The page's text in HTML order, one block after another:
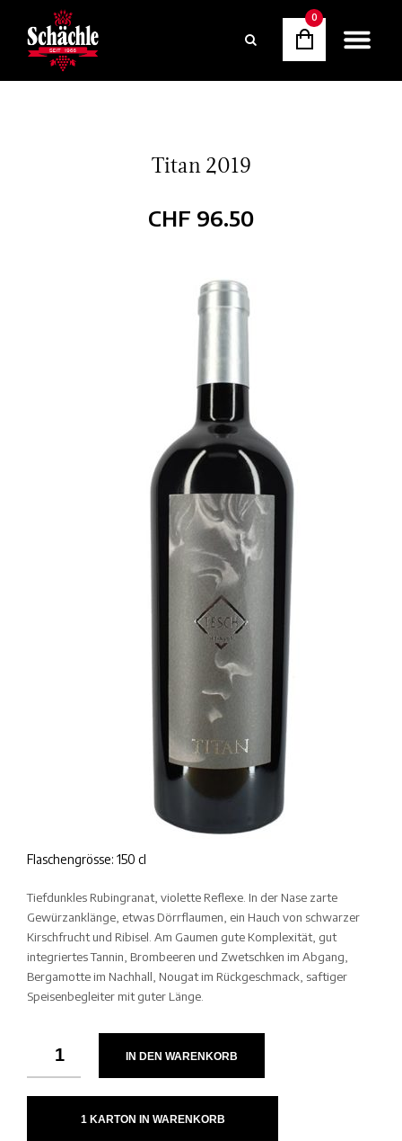
0
Titan 2019
CHF 96.50
Flaschengrösse: 150 cl
Tiefdunkles Rubingranat, violette Reflexe. In der Nase zarte
Gewürzanklänge, etwas Dörrflaumen, ein Hauch von schwarzer
Kirschfrucht und Ribisel. Am Gaumen gute Komplexität, gut
integriertes Tannin, Brombeeren und Zwetschken im Abgang,
Bergamotte im Nachhall, Nougat im Rückgeschmack, saftiger
Speisenbegleiter mit guter Länge.
IN DEN WARENKORB
1 KARTON IN WARENKORB